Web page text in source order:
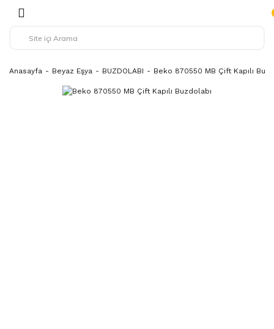
Anasayfa Beyaz Eşya BUZDOLABI Beko 870550 MB Çift Kapılı